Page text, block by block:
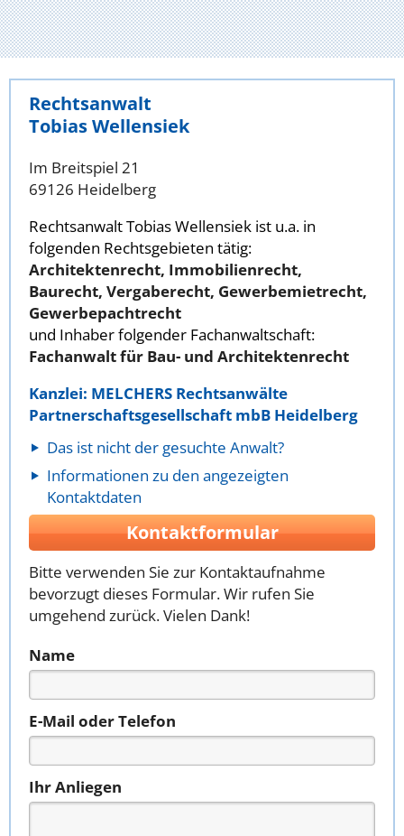
Rechtsanwalt
Tobias Wellensiek
Im Breitspiel 21
69126 Heidelberg
Rechtsanwalt Tobias Wellensiek ist u.a. in
folgenden Rechtsgebieten tätig:
Architektenrecht, Immobilienrecht,
Baurecht, Vergaberecht, Gewerbemietrecht,
Gewerbepachtrecht
und Inhaber folgender Fachanwaltschaft:
Fachanwalt für Bau- und Architektenrecht
Kanzlei: MELCHERS Rechtsanwälte
Partnerschaftsgesellschaft mbB Heidelberg
Das ist nicht der gesuchte Anwalt?
Informationen zu den angezeigten
Kontaktdaten
Kontaktformular
Bitte verwenden Sie zur Kontaktaufnahme
bevorzugt dieses Formular. Wir rufen Sie
umgehend zurück. Vielen Dank!
Name
E-Mail oder Telefon
Ihr Anliegen